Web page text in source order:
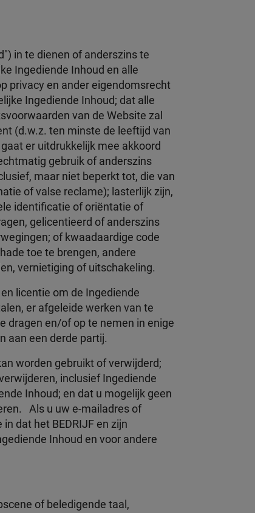
in te dienen of anderszins te
Ingediende Inhoud en alle
privacy en ander eigendomsrecht
Ingediende Inhoud; dat alle
van de Website zal
(d.w.z. ten minste de leeftijd van
er uitdrukkelijk mee akkoord
gebruik of anderszins
maar niet beperkt tot, die van
of valse reclame); lasterlijk zijn,
identificatie of oriëntatie of
gelicentieerd of anderszins
of kwaadaardige code
toe te brengen, andere
vernietiging of uitschakeling.
licentie om de Ingediende
er afgeleide werken van te
dragen en/of op te nemen in enige
aan een derde partij.
worden gebruikt of verwijderd;
inclusief Ingediende
Inhoud; en dat u mogelijk geen
Als u uw e-mailadres of
dat het BEDRIJF en zijn
Inhoud en voor andere
of beledigende taal,